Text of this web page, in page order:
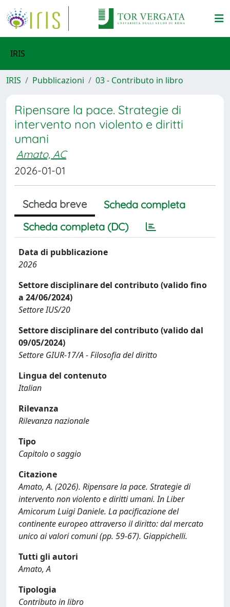
IRIS
IRIS Pubblicazioni 03 - Contributo in libro
Ripensare la pace. Strategie di
intervento non violento e diritti
umani
Amato, AC
2026-01-01
Scheda breve
Scheda completa
Scheda completa (DC)
Data di pubblicazione
2026
Settore disciplinare del contributo (valido fino
a 24/06/2024)
Settore IUS/20
Settore disciplinare del contributo (valido dal
09/05/2024)
Settore GIUR-17/A - Filosofia del diritto
Lingua del contenuto
Italian
Rilevanza
Rilevanza nazionale
Tipo
Capitolo o saggio
Citazione
Amato, A. (2026). Ripensare la pace. Strategie di
intervento non violento e diritti umani. In Liber
Amicorum Luigi Daniele. La pacificazione del
continente europeo attraverso il diritto: dal mercato
unico ai valori comuni (pp. 59-67). Giappichelli.
Tutti gli autori
Amato, A
Tipologia
Contributo in libro